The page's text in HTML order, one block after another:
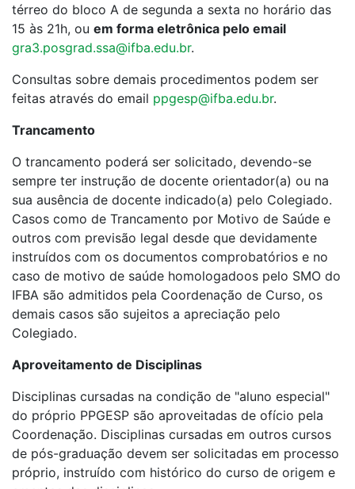
térreo do bloco A de segunda a sexta no horário das
15 às 21h, ou em forma eletrônica pelo email
gra3.posgrad.ssa@ifba.edu.br.
Consultas sobre demais procedimentos podem ser
feitas através do email ppgesp@ifba.edu.br.
Trancamento
O trancamento poderá ser solicitado, devendo-se
sempre ter instrução de docente orientador(a) ou na
sua ausência de docente indicado(a) pelo Colegiado.
Casos como de Trancamento por Motivo de Saúde e
outros com previsão legal desde que devidamente
instruídos com os documentos comprobatórios e no
caso de motivo de saúde homologadoos pelo SMO do
IFBA são admitidos pela Coordenação de Curso, os
demais casos são sujeitos a apreciação pelo
Colegiado.
Aproveitamento de Disciplinas
Disciplinas cursadas na condição de "aluno especial"
do próprio PPGESP são aproveitadas de ofício pela
Coordenação. Disciplinas cursadas em outros cursos
de pós-graduação devem ser solicitadas em processo
próprio, instruído com histórico do curso de origem e